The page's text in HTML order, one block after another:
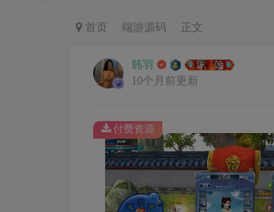
首页 端游源码 正文
韩羽
10个月前更新
付费资源